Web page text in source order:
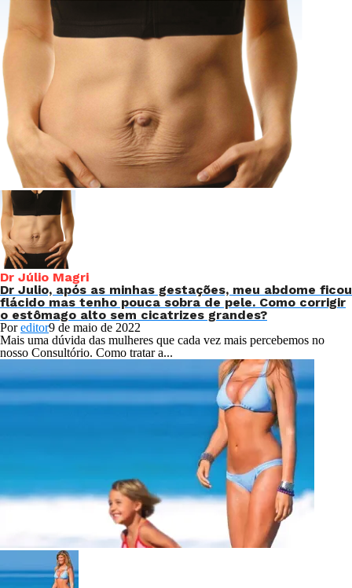
Dr Júlio Magri
Dr Julio, após as minhas gestações, meu abdome ficou
flácido mas tenho pouca sobra de pele. Como corrigir
o estômago alto sem cicatrizes grandes?
Poreditor9 de maio de 2022
Mais uma dúvida das mulheres que cada vez mais percebemos no
nosso Consultório. Como tratar a...